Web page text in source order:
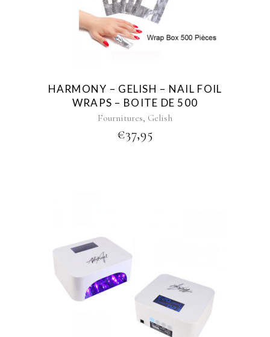
HARMONY – GELISH – NAIL FOIL
WRAPS – BOITE DE 500
Fournitures, Gelish
€37,95